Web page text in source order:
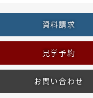
資料請求
見学予約
お問い合わせ